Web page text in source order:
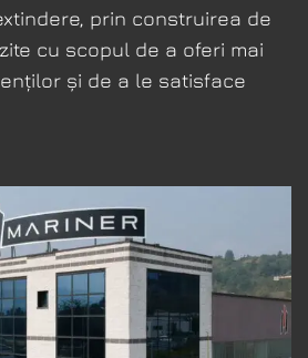
prin construirea de
cu scopul de a oferi mai
și de a le satisface